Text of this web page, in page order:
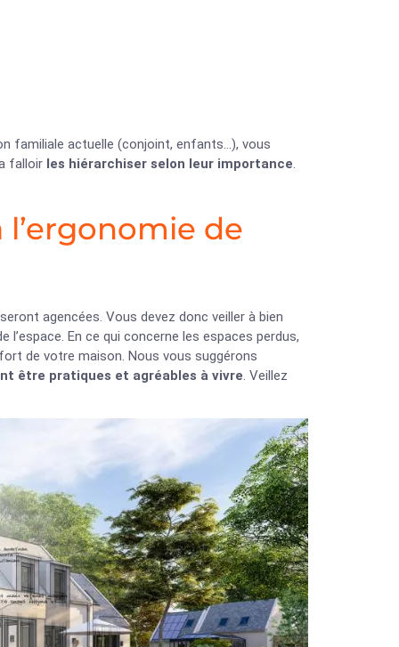
familiale actuelle (conjoint, enfants…), vous
falloir les hiérarchiser selon leur importance.
de
agencées. Vous devez donc veiller à bien
En ce qui concerne les espaces perdus,
de votre maison. Nous vous suggérons
être pratiques et agréables à vivre. Veillez